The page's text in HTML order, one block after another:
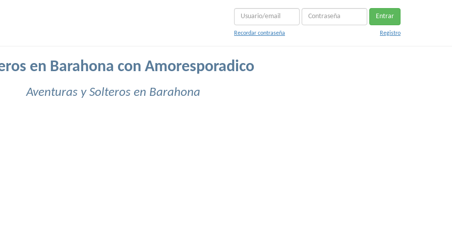
Entrar
Recordar contraseña Registro
en Barahona con Amoresporadico
Aventuras y Solteros en Barahona